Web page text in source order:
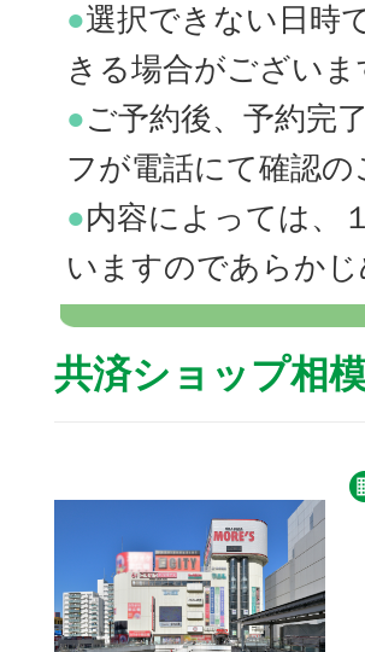
●選択できない日時
きる場合がございま
●ご予約後、予約完
フが電話にて確認
●内容によっては、
いますのであらか
共済ショップ相